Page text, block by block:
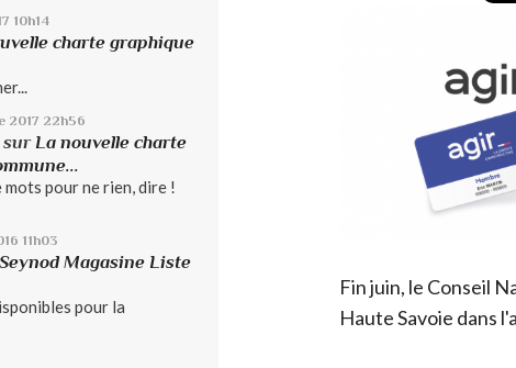
10h14
charte graphique
2017 22h56
sur La nouvelle charte
mots pour ne rien, dire !
11h03
Magasine Liste
pour la
Fin juin, le Conseil
Haute Savoie dans